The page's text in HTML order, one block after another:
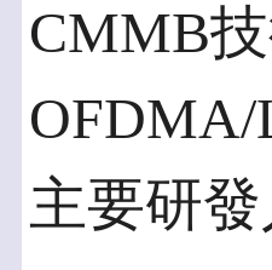
CMMB
主要研發